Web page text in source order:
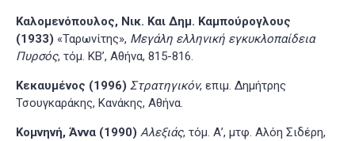
Καλομενόπουλος, Νικ. Και Δημ. Καμπούρογλους
(1933) «Ταρωνίτης», Μεγάλη ελληνική εγκυκλοπαίδεια
Πυρσός, τόμ. ΚΒ’, Αθήνα, 815-816.
Κεκαυμένος (1996) Στρατηγικόν, επιμ. Δημήτρης
Τσουγκαράκης, Κανάκης, Αθήνα.
Κομνηνή, Άννα (1990) Αλεξιάς, τόμ. Α’, μτφ. Αλόη Σιδέρη,